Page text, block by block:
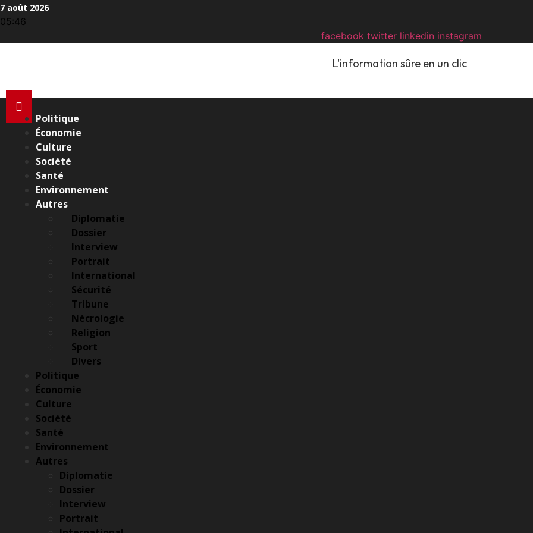
Aller
au
7 août 2026
05:46
facebookopens
a
twitteropens
a
linkedinopens
a
instagramopens
L'information sûre en un clic
Politique
Économie
Culture
Société
Santé
Environnement
Autres
Diplomatie
Dossier
Interview
Portrait
International
Sécurité
Tribune
Nécrologie
Religion
Sport
Divers
Menu
Politique
Économie
Culture
Société
Santé
Environnement
Autres
Diplomatie
Dossier
Interview
Portrait